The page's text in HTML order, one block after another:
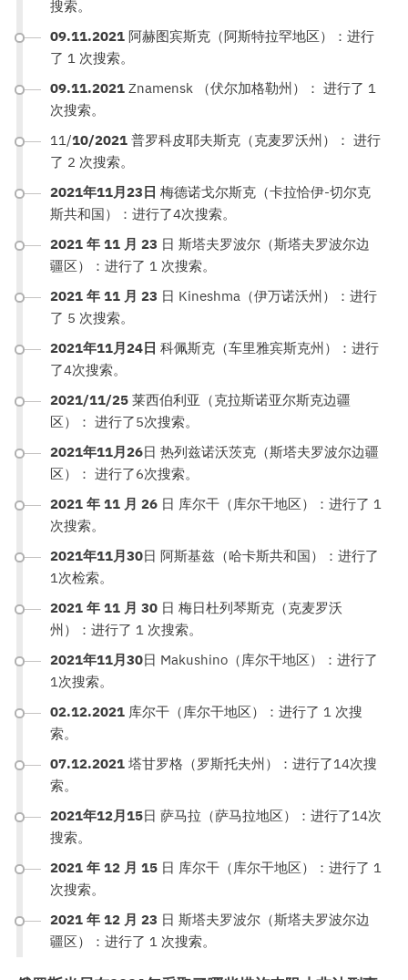
搜索。
09.11.2021 阿赫图宾斯克（阿斯特拉罕地区）：进行
了 1 次搜索。
09.11.2021 Znamensk （伏尔加格勒州）： 进行了 1
次搜索。
11/10/2021 普罗科皮耶夫斯克（克麦罗沃州）： 进行
了 2 次搜索。
2021年11月23日 梅德诺戈尔斯克（卡拉恰伊-切尔克
斯共和国）：进行了4次搜索。
2021 年 11 月 23 日 斯塔夫罗波尔（斯塔夫罗波尔边
疆区）：进行了 1 次搜索。
2021 年 11 月 23 日 Kineshma（伊万诺沃州）：进行
了 5 次搜索。
2021年11月24日 科佩斯克（车里雅宾斯克州）：进行
了4次搜索。
2021/11/25 莱西伯利亚（克拉斯诺亚尔斯克边疆
区）： 进行了5次搜索。
2021年11月26日 热列兹诺沃茨克（斯塔夫罗波尔边疆
区）： 进行了6次搜索。
2021 年 11 月 26 日 库尔干（库尔干地区）：进行了 1
次搜索。
2021年11月30日 阿斯基兹（哈卡斯共和国）：进行了
1次检索。
2021 年 11 月 30 日 梅日杜列琴斯克（克麦罗沃
州）：进行了 1 次搜索。
2021年11月30日 Makushino（库尔干地区）：进行了
1次搜索。
02.12.2021 库尔干（库尔干地区）：进行了 1 次搜
索。
07.12.2021 塔甘罗格（罗斯托夫州）：进行了14次搜
索。
2021年12月15日 萨马拉（萨马拉地区）：进行了14次
搜索。
2021 年 12 月 15 日 库尔干（库尔干地区）：进行了 1
次搜索。
2021 年 12 月 23 日 斯塔夫罗波尔（斯塔夫罗波尔边
疆区）：进行了 1 次搜索。